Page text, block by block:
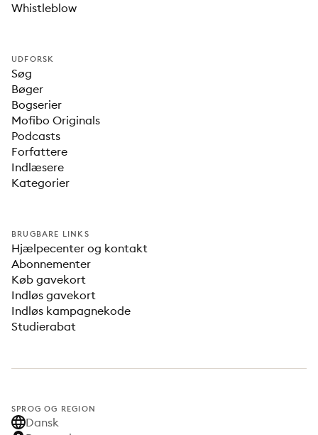
Whistleblow
UDFORSK
Søg
Bøger
Bogserier
Mofibo Originals
Podcasts
Forfattere
Indlæsere
Kategorier
BRUGBARE LINKS
Hjælpecenter og kontakt
Abonnementer
Køb gavekort
Indløs gavekort
Indløs kampagnekode
Studierabat
SPROG OG REGION
Dansk